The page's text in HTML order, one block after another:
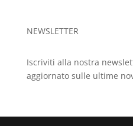
NEWSLETTER
Iscriviti alla nostra
aggiornato sulle ultime